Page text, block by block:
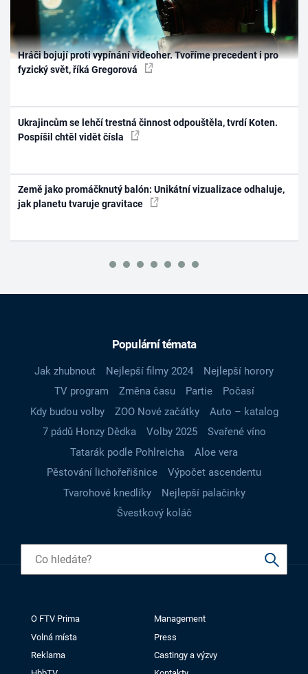
Hráči bojují proti vypínání videoher. Tvoříme precedent i pro
fyzický svět, říká Gregorová
Ukrajincům se lehčí trestná činnost odpouštěla, tvrdí Koten.
Pospíšil chtěl vidět čísla
Země jako promáčknutý balón: Unikátní vizualizace odhaluje,
jak planetu tvaruje gravitace
Populární témata
Jak zhubnout Nejlepší filmy 2024
Nejlepší horory
TV program
Změna času Partie
Počasí
Kdy budou volby
ZOO Nové začátky
Auto – katalog
7 pádů Honzy Dědka
Volby 2025
Svařené víno
Tatarák podle Pohlreicha
Aloe vera
Pěstování lichořeřišnice
Výpočet ascendentu
Tvarohové knedlíky
Nejlepší palačinky
Švestkový koláč
O FTV Prima
Management
Volná místa
Press
Reklama
Castingy a výzvy